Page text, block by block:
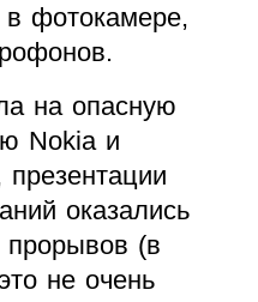
фотокамере,
на опасную
Nokia и
оказались
(в
не очень